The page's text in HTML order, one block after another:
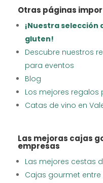
Otras páginas
¡Nuestra
gluten!
Descubre nuestros
para eventos
Blog
Los mejores
Catas de vino en
Las mejoras cajas
empresas
Las mejores cestas
Cajas gourmet entre